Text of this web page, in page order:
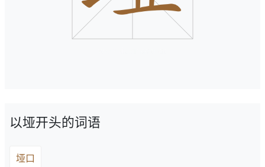
以垭开头的词语
垭口